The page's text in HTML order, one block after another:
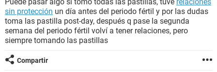
BIENESTAR
SEXUALIDAD
GLOSARIO
sin protección un día antes del periodo fértil y por las dudas
toma las pastilla post-day, después q pase la segunda
semana del periodo fértil volví a tener relaciones, pero
siempre tomando las pastillas
Compartir